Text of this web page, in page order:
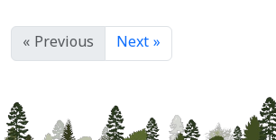
« Previous Next »